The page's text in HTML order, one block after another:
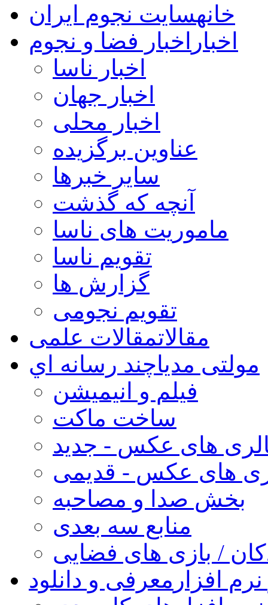
خانهسایت نجوم ایران
اخبار اخبار فضا و نجوم
اخبار ناسا
اخبار جهان
اخبار محلی
عناوین برگزیده
سایر خبرها
آنچه که گذشت
ماموریت های ناسا
تقویم ناسا
گزارش ها
تقویم نجومی
مقالاتمقالات علمی
مولتی مدیاچند رسانه اي
فیلم و انیمیشن
ساخت ماکت
های عکس - جدید
های عکس - قدیمی
بخش صدا و مصاحبه
منابع سه بعدی
/ بازی های فضایی
افزار معرفی و دانلود